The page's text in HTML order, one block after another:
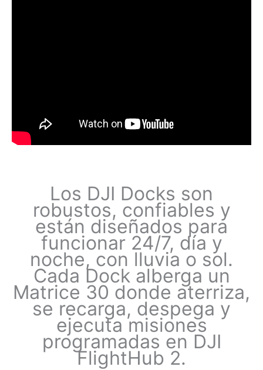
Los DJI Docks son
robustos, confiables y
están diseñados para
funcionar 24/7, día y
noche, con lluvia o sol.
Cada Dock alberga un
Matrice 30 donde aterriza,
se recarga, despega y
ejecuta misiones
programadas en DJI
FlightHub 2.